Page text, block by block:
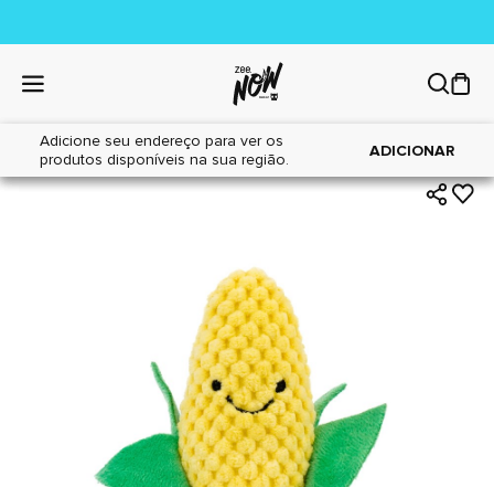
Adicione seu endereço para ver os
produtos disponíveis na sua região.
ADICIONAR
Home|Cães|Brinquedos